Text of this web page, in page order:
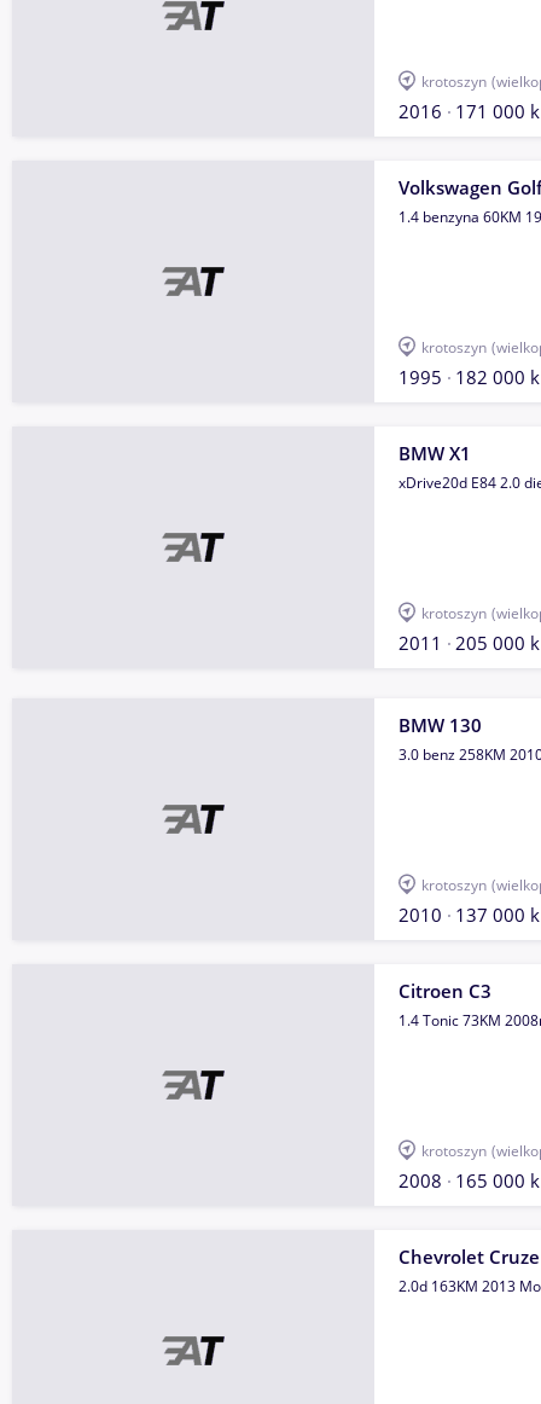
krotoszyn
2016 171 000
Volkswagen Golf
1.4 benzyna 60KM
krotoszyn
1995 182 000
BMW X1
xDrive20d E84 2.0
krotoszyn
2011 205 000
BMW 130
3.0 benz 258KM
krotoszyn
2010 137 000
Citroen C3
1.4 Tonic 73KM
krotoszyn
2008 165 000
Chevrolet Cruze
2.0d 163KM 2013